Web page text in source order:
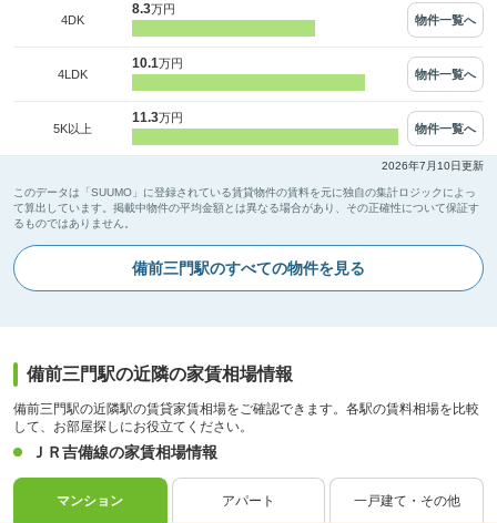
4DK
8.3万円
物件一覧へ
4LDK
10.1万円
物件一覧へ
5K以上
11.3万円
物件一覧へ
2026年7月10日更新
このデータは「SUUMO」に登録されている賃貸物件の賃料を元に独自の集計ロジックによっ
て算出しています。掲載中物件の平均金額とは異なる場合があり、その正確性について保証す
るものではありません。
備前三門駅のすべての物件を見る
備前三門駅の近隣の家賃相場情報
備前三門駅の近隣駅の賃貸家賃相場をご確認できます。各駅の賃料相場を比較
して、お部屋探しにお役立てください。
ＪＲ吉備線の家賃相場情報
マンション アパート 一戸建て・その他